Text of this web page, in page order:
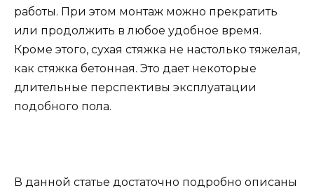
работы. При этом монтаж можно прекратить
или продолжить в любое удобное время.
Кроме этого, сухая стяжка не настолько тяжелая,
как стяжка бетонная. Это дает некоторые
длительные перспективы эксплуатации
подобного пола.
В данной статье достаточно подробно описаны